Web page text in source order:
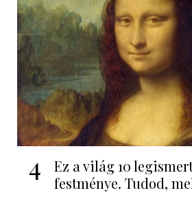
4
Ez a világ 10
festménye. Tudod,